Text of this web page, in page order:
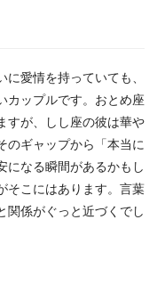
愛情を持っていても、
カップルです。おとめ座
すが、しし座の彼は華や
のギャップから「本当に
になる瞬間があるかもし
そこにはあります。言葉
関係がぐっと近づくでし